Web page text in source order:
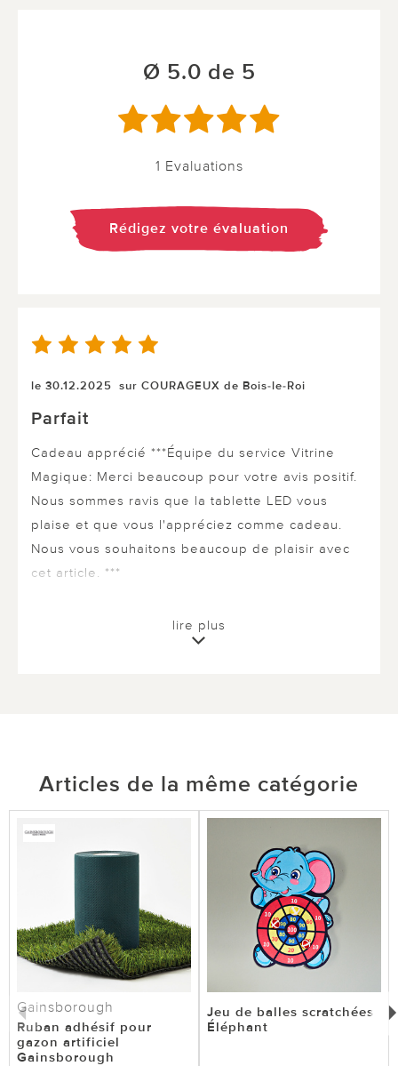
Ø 5.0 de 5
1 Evaluations
Rédigez votre évaluation
le 30.12.2025 sur COURAGEUX de Bois-le-Roi
Parfait
Cadeau apprécié ***Équipe du service Vitrine
Magique: Merci beaucoup pour votre avis positif.
Nous sommes ravis que la tablette LED vous
plaise et que vous l'appréciez comme cadeau.
Nous vous souhaitons beaucoup de plaisir avec
cet article. ***
0 sur 0 ont trouvé cette évaluation utile.
lire plus
Articles de la même catégorie
Gainsborough
Ruban adhésif pour
gazon artificiel
Gainsborough
Jeu de balles scratchées
Éléphant